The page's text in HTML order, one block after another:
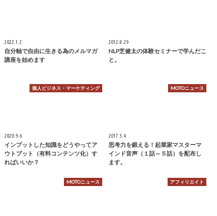
2022.1.2
自分軸で自由に生きる為のメルマガ
講座を始めます
2012.8.29
NLP芝健太の体験セミナーで学んだこ
と。
個人ビジネス・マーケティング
2020.9.6
インプットした知識をどうやってア
ウトプット（有料コンテンツ化）す
ればいいか？
MOTOニュース
2017.5.4
思考力を鍛える！起業家マスターマ
インド音声（１話～５話）を配布し
ます。
MOTOニュース アフィリエイト